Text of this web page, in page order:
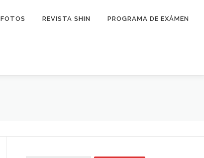
FOTOS REVISTA SHIN PROGRAMA DE EXÁMEN